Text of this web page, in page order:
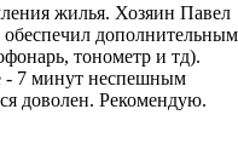
жилья. Хозяин Павел
дополнительным
тонометр и тд).
- 7 минут неспешным
доволен. Рекомендую.